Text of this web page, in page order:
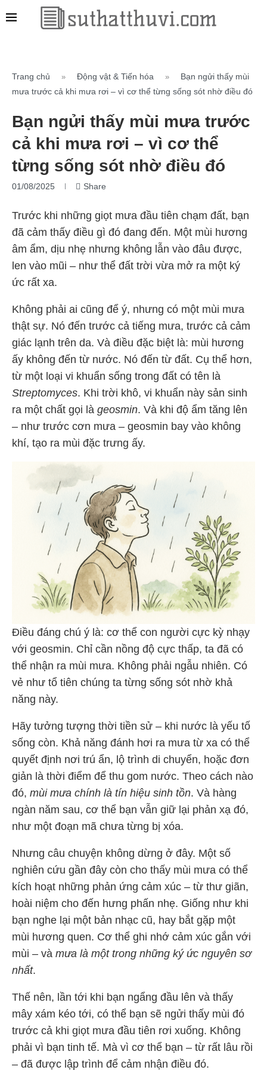
Trang chủ » Động vật & Tiến hóa »
Bạn ngửi thấy mùi
mưa trước cả khi mưa rơi – vì cơ thể từng sống sót nhờ điều đó
Bạn ngửi thấy mùi mưa trước
cả khi mưa rơi – vì cơ thể
từng sống sót nhờ điều đó
01/08/2025 Share
Trước khi những giọt mưa đầu tiên chạm đất, bạn
đã cảm thấy điều gì đó đang đến. Một mùi hương
âm ẩm, dịu nhẹ nhưng không lẫn vào đâu được,
len vào mũi – như thể đất trời vừa mở ra một ký
ức rất xa.
Không phải ai cũng để ý, nhưng có một mùi mưa
thật sự. Nó đến trước cả tiếng mưa, trước cả cảm
giác lạnh trên da. Và điều đặc biệt là: mùi hương
ấy không đến từ nước. Nó đến từ đất. Cụ thể hơn,
từ một loại vi khuẩn sống trong đất có tên là
Streptomyces. Khi trời khô, vi khuẩn này sản sinh
ra một chất gọi là geosmin. Và khi độ ẩm tăng lên
– như trước cơn mưa – geosmin bay vào không
khí, tạo ra mùi đặc trưng ấy.
Điều đáng chú ý là: cơ thể con người cực kỳ nhạy
với geosmin. Chỉ cần nồng độ cực thấp, ta đã có
thể nhận ra mùi mưa. Không phải ngẫu nhiên. Có
vẻ như tổ tiên chúng ta từng sống sót nhờ khả
năng này.
Hãy tưởng tượng thời tiền sử – khi nước là yếu tố
sống còn. Khả năng đánh hơi ra mưa từ xa có thể
quyết định nơi trú ẩn, lộ trình di chuyển, hoặc đơn
giản là thời điểm để thu gom nước. Theo cách nào
đó, mùi mưa chính là tín hiệu sinh tồn. Và hàng
ngàn năm sau, cơ thể bạn vẫn giữ lại phản xạ đó,
như một đoạn mã chưa từng bị xóa.
Nhưng câu chuyện không dừng ở đây. Một số
nghiên cứu gần đây còn cho thấy mùi mưa có thể
kích hoạt những phản ứng cảm xúc – từ thư giãn,
hoài niệm cho đến hưng phấn nhẹ. Giống như khi
bạn nghe lại một bản nhạc cũ, hay bắt gặp một
mùi hương quen. Cơ thể ghi nhớ cảm xúc gắn với
mùi – và mưa là một trong những ký ức nguyên sơ
nhất.
Thế nên, lần tới khi bạn ngẩng đầu lên và thấy
mây xám kéo tới, có thể bạn sẽ ngửi thấy mùi đó
trước cả khi giọt mưa đầu tiên rơi xuống. Không
phải vì bạn tinh tế. Mà vì cơ thể bạn – từ rất lâu rồi
– đã được lập trình để cảm nhận điều đó.